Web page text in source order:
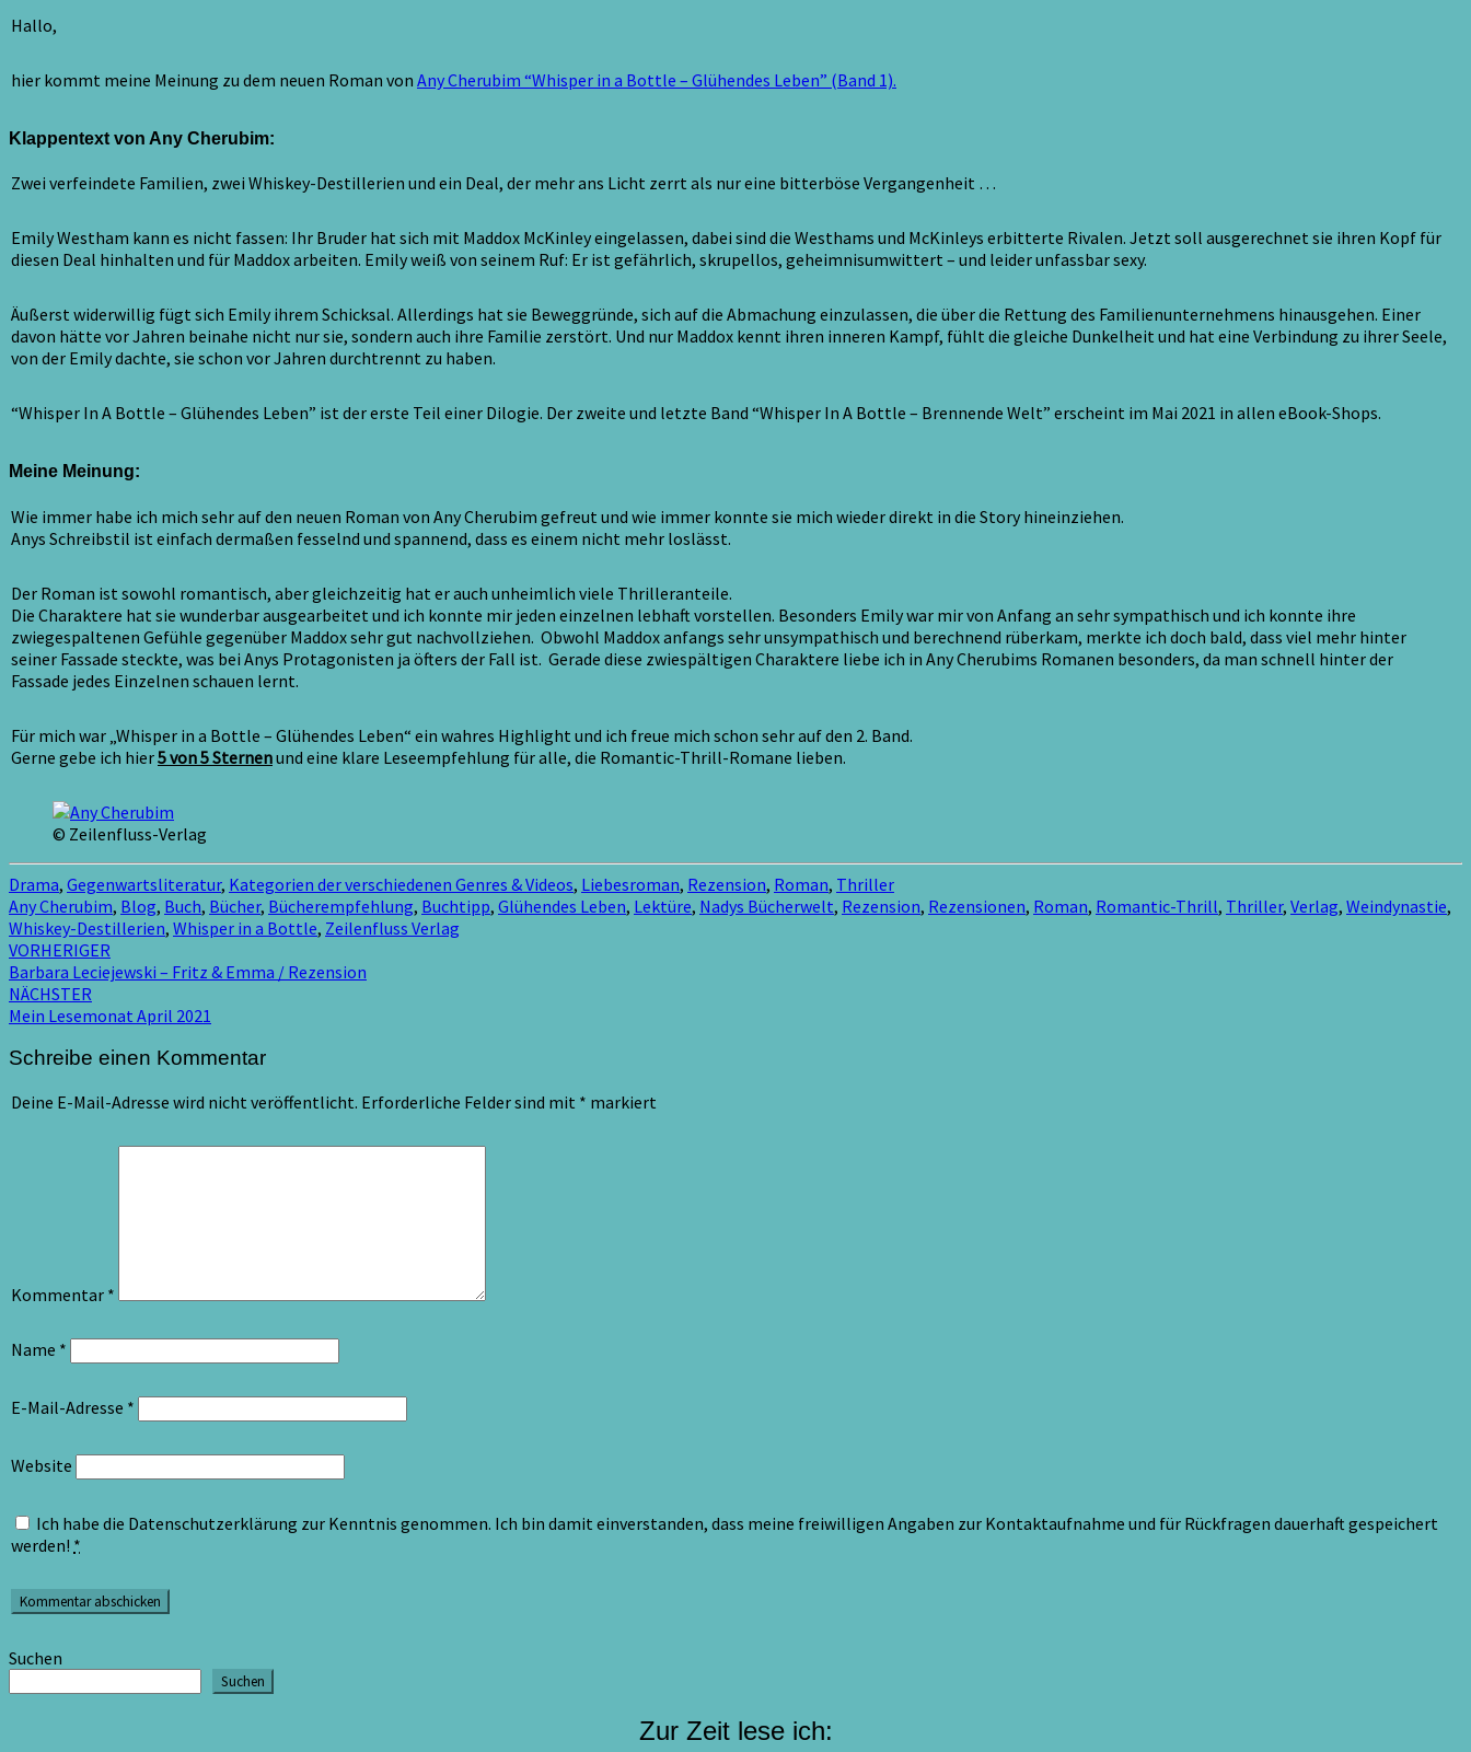
a
Glühendes
/
*****
Hallo,
hier kommt meine Meinung zu dem neuen Roman von Any Cherubim “Whisper in a Bottle – Glühendes Leben” (Band 1).
Klappentext von Any Cherubim:
Zwei verfeindete Familien, zwei Whiskey-Destillerien und ein Deal, der mehr ans Licht zerrt als nur eine bitterböse Vergangenheit …
Emily Westham kann es nicht fassen: Ihr Bruder hat sich mit Maddox McKinley eingelassen, dabei sind die Westhams und McKinleys erbitterte Rivalen. Jetzt soll ausgerechnet sie ihren Kopf für
diesen Deal hinhalten und für Maddox arbeiten. Emily weiß von seinem Ruf: Er ist gefährlich, skrupellos, geheimnisumwittert – und leider unfassbar sexy.
Äußerst widerwillig fügt sich Emily ihrem Schicksal. Allerdings hat sie Beweggründe, sich auf die Abmachung einzulassen, die über die Rettung des Familienunternehmens hinausgehen. Einer
davon hätte vor Jahren beinahe nicht nur sie, sondern auch ihre Familie zerstört. Und nur Maddox kennt ihren inneren Kampf, fühlt die gleiche Dunkelheit und hat eine Verbindung zu ihrer Seele,
von der Emily dachte, sie schon vor Jahren durchtrennt zu haben.
“Whisper In A Bottle – Glühendes Leben” ist der erste Teil einer Dilogie. Der zweite und letzte Band “Whisper In A Bottle – Brennende Welt” erscheint im Mai 2021 in allen eBook-Shops.
Meine Meinung:
Wie immer habe ich mich sehr auf den neuen Roman von Any Cherubim gefreut und wie immer konnte sie mich wieder direkt in die Story hineinziehen.
Anys Schreibstil ist einfach dermaßen fesselnd und spannend, dass es einem nicht mehr loslässt.
Der Roman ist sowohl romantisch, aber gleichzeitig hat er auch unheimlich viele Thrilleranteile.
Die Charaktere hat sie wunderbar ausgearbeitet und ich konnte mir jeden einzelnen lebhaft vorstellen. Besonders Emily war mir von Anfang an sehr sympathisch und ich konnte ihre
zwiegespaltenen Gefühle gegenüber Maddox sehr gut nachvollziehen. Obwohl Maddox anfangs sehr unsympathisch und berechnend rüberkam, merkte ich doch bald, dass viel mehr hinter
seiner Fassade steckte, was bei Anys Protagonisten ja öfters der Fall ist. Gerade diese zwiespältigen Charaktere liebe ich in Any Cherubims Romanen besonders, da man schnell hinter der
Fassade jedes Einzelnen schauen lernt.
Für mich war „Whisper in a Bottle – Glühendes Leben“ ein wahres Highlight und ich freue mich schon sehr auf den 2. Band.
Gerne gebe ich hier5 von 5 Sternenund eine klare Leseempfehlung für alle, die Romantic-Thrill-Romane lieben.
© Zeilenfluss-Verlag
Drama, Gegenwartsliteratur, Kategorien der verschiedenen Genres & Videos, Liebesroman, Rezension, Roman, Thriller
Any Cherubim, Blog, Buch, Bücher, Bücherempfehlung, Buchtipp, Glühendes Leben, Lektüre, Nadys Bücherwelt, Rezension, Rezensionen, Roman, Romantic-Thrill, Thriller, Verlag, Weindynastie,
Whiskey-Destillerien, Whisper in a Bottle, Zeilenfluss Verlag
Beitragsnavigation
VORHERIGER
Barbara Leciejewski – Fritz & Emma / Rezension
NÄCHSTER
Mein Lesemonat April 2021
Schreibe einen Kommentar
Deine E-Mail-Adresse wird nicht veröffentlicht. Erforderliche Felder sind mit * markiert
Kommentar *
Name *
E-Mail-Adresse *
Website
Ich habe die Datenschutzerklärung zur Kenntnis genommen. Ich bin damit einverstanden, dass meine freiwilligen Angaben zur Kontaktaufnahme und für Rückfragen dauerhaft gespeichert
werden! *
Suchen
Suchen
Zur Zeit lese ich: